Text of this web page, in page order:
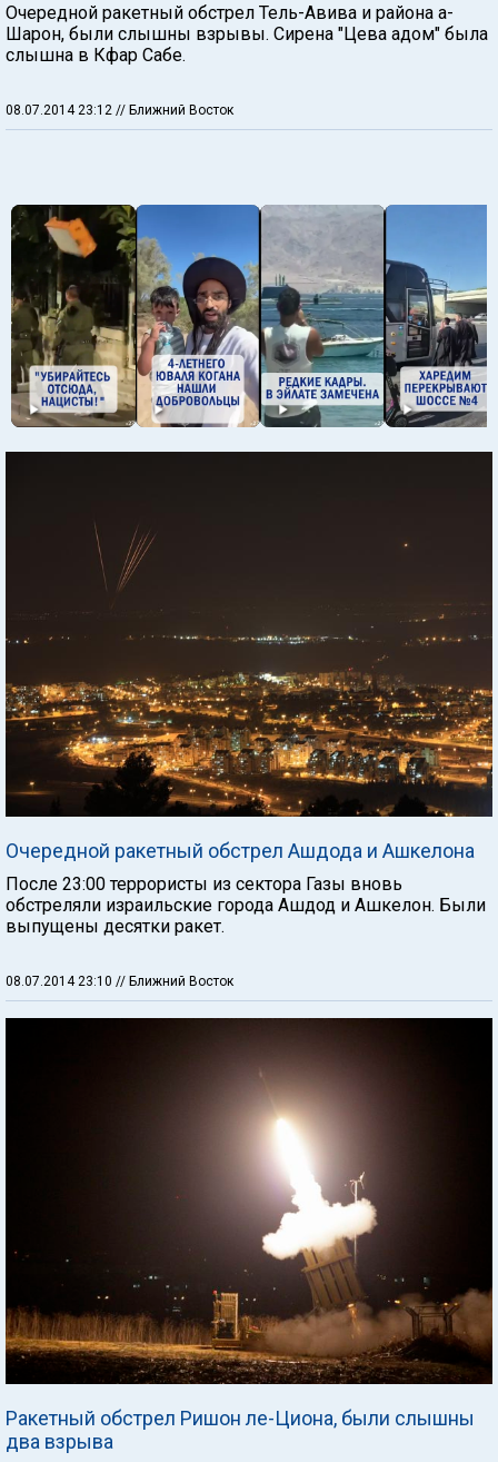
Очередной ракетный обстрел Тель-Авива и района а-
Шарон, были слышны взрывы. Сирена "Цева адом" была
слышна в Кфар Сабе.
08.07.2014 23:12 // Ближний Восток
Очередной ракетный обстрел Ашдода и Ашкелона
После 23:00 террористы из сектора Газы вновь
обстреляли израильские города Ашдод и Ашкелон. Были
выпущены десятки ракет.
08.07.2014 23:10 // Ближний Восток
Ракетный обстрел Ришон ле-Циона, были слышны
два взрыва